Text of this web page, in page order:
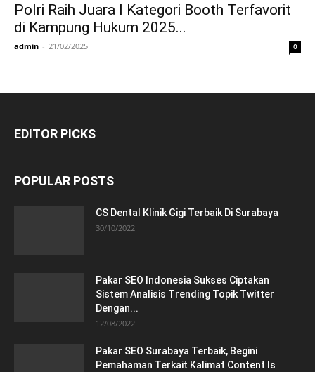
Polri Raih Juara I Kategori Booth Terfavorit
di Kampung Hukum 2025...
admin - 21/02/2025 0
EDITOR PICKS
POPULAR POSTS
CS Dental Klinik Gigi Terbaik Di Surabaya
30/10/2022
Pakar SEO Indonesia Sukses Ciptakan
Sistem Analisis Trending Topik Twitter
Dengan...
12/08/2022
Pakar SEO Surabaya Terbaik, Begini
Pemahaman Terkait Kalimat Content Is